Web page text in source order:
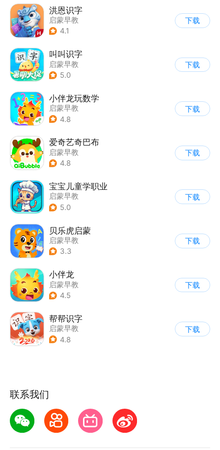
洪恩识字
启蒙早教
4.1
下载
叫叫识字
启蒙早教
5.0
下载
小伴龙玩数学
启蒙早教
4.8
下载
爱奇艺奇巴布
启蒙早教
4.8
下载
宝宝儿童学职业
启蒙早教
5.0
下载
贝乐虎启蒙
启蒙早教
3.3
下载
小伴龙
启蒙早教
4.5
下载
帮帮识字
启蒙早教
4.8
下载
联系我们